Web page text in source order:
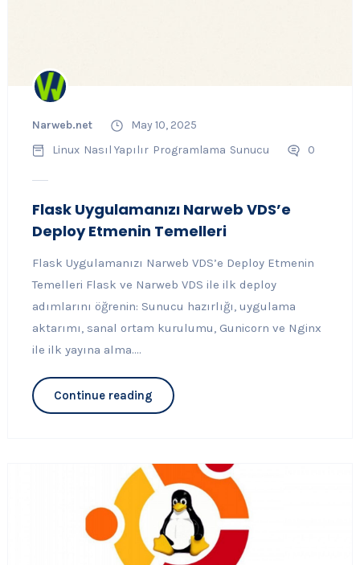
Narweb.net
May 10, 2025
Linux Nasıl Yapılır Programlama Sunucu 0
Flask Uygulamanızı Narweb VDS’e
Deploy Etmenin Temelleri
Flask Uygulamanızı Narweb VDS’e Deploy Etmenin
Temelleri Flask ve Narweb VDS ile ilk deploy
adımlarını öğrenin: Sunucu hazırlığı, uygulama
aktarımı, sanal ortam kurulumu, Gunicorn ve Nginx
ile ilk yayına alma....
Continue reading